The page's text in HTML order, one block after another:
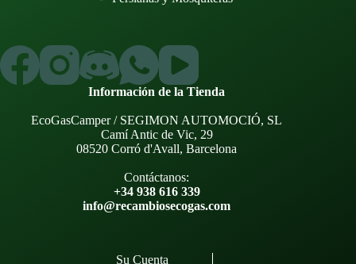
Información de la Tienda
EcoGasCamper / SEGIMON AUTOMOCIÓ, SL
Camí Antic de Vic, 29
08520 Corró d'Avall, Barcelona
Contáctanos:
+34 938 616 339
info@recambiosecogas.com
Su Cuenta